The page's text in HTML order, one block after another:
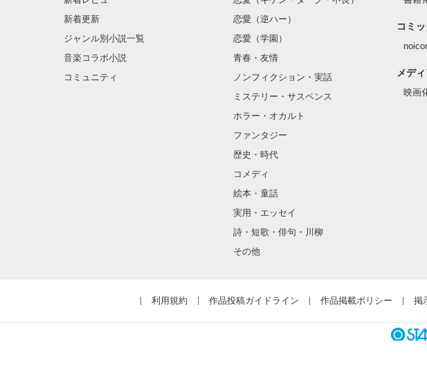
新着更新
ジャンル別小説一覧
音楽コラボ小説
コミュニティ
恋愛（逆ハー）
恋愛（学園）
青春・友情
ノンフィクション・実話
ミステリー・サスペンス
ホラー・オカルト
ファンタジー
歴史・時代
コメディ
絵本・童話
実用・エッセイ
詩・短歌・俳句・川柳
その他
コミッ
メデ
映画
利用規約 作品投稿ガイドライン 作品掲載ポリシー 掲